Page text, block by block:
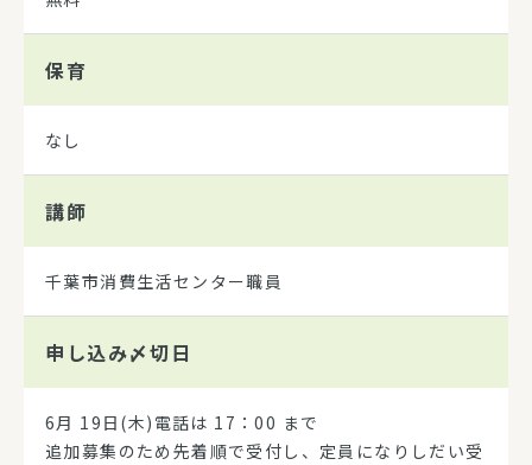
保育
なし
講師
千葉市消費生活センター職員
申し込み〆切日
6月 19日(木)電話は 17：00 まで
追加募集のため先着順で受付し、定員になりしだい受